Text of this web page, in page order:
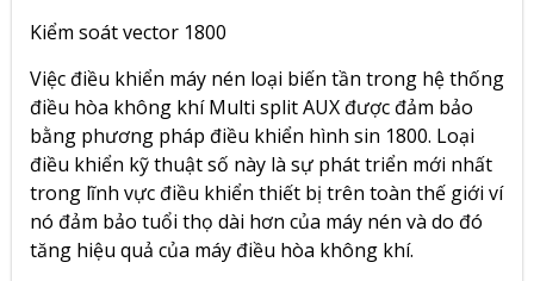
Kiểm soát vector 1800
Việc điều khiển máy nén loại biến tần trong hệ thống
điều hòa không khí Multi split AUX được đảm bảo
bằng phương pháp điều khiển hình sin 1800. Loại
điều khiển kỹ thuật số này là sự phát triển mới nhất
trong lĩnh vực điều khiển thiết bị trên toàn thế giới ví
nó đảm bảo tuổi thọ dài hơn của máy nén và do đó
tăng hiệu quả của máy điều hòa không khí.